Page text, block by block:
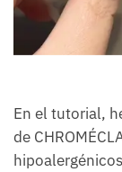
En el tutorial,
de